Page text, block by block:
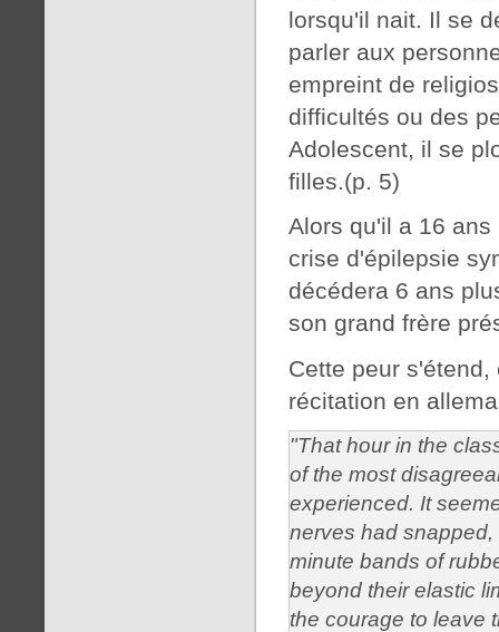
lorsqu'il nait. Il se
parler aux
empreint de
difficultés ou des
Adolescent, il se
filles.(p. 5)
Alors qu'il a 16
crise d'épilepsie
décédera 6 ans
son grand frère
Cette peur
récitation en
"That hour in the
of the most
experienced. It
nerves had
minute bands of
beyond their elastic
the courage to leave